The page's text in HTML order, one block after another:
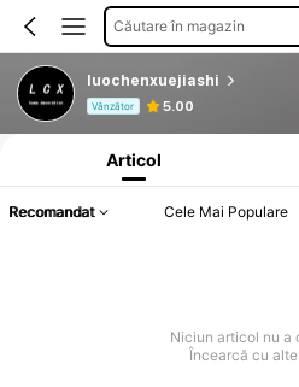
Căutare în magazin
luochenxuejiashi
Vânzător 5.00
Informații despre produs: Divulgarea
Articol
Recomandat Cele Mai Populare
Niciun articol nu a
Încearcă cu